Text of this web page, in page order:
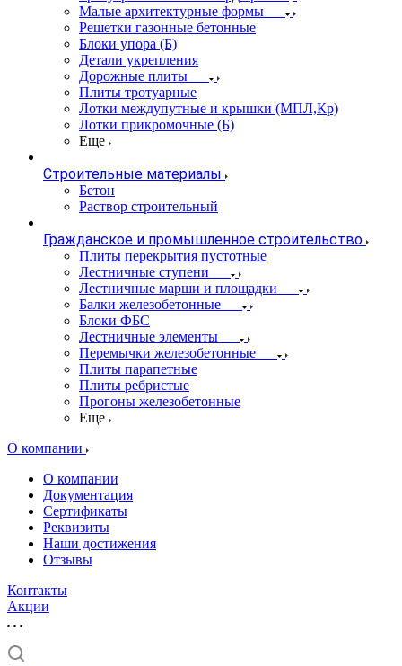
Малые архитектурные формы
Решетки газонные бетонные
Блоки упора (Б)
Детали укрепления
Дорожные плиты
Плиты тротуарные
Лотки междупутные и крышки (МПЛ,Кр)
Лотки прикромочные (Б)
Еще
Строительные материалы
Бетон
Раствор строительный
Гражданское и промышленное строительство
Плиты перекрытия пустотные
Лестничные ступени
Лестничные марши и площадки
Балки железобетонные
Блоки ФБС
Лестничные элементы
Перемычки железобетонные
Плиты парапетные
Плиты ребристые
Прогоны железобетонные
Еще
О компании
О компании
Документация
Сертификаты
Реквизиты
Наши достижения
Отзывы
Контакты
Акции